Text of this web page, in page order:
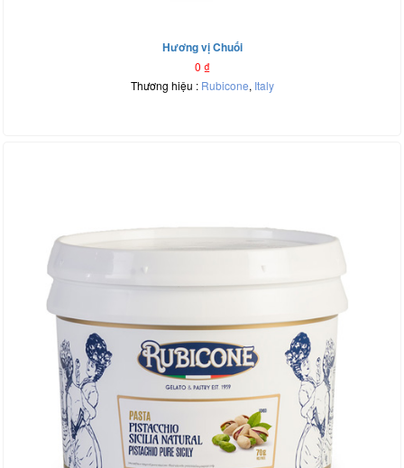
Hương vị Chuối
0 ₫
Thương hiệu : Rubicone, Italy